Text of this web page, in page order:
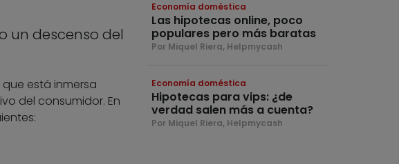
un descenso del
está inmersa
del consumidor. En
Economía doméstica
Las hipotecas online, poco
populares pero más baratas
Por Miquel Riera, Helpmycash
Economía doméstica
Hipotecas para vips: ¿de
verdad salen más a cuenta?
Por Miquel Riera, Helpmycash